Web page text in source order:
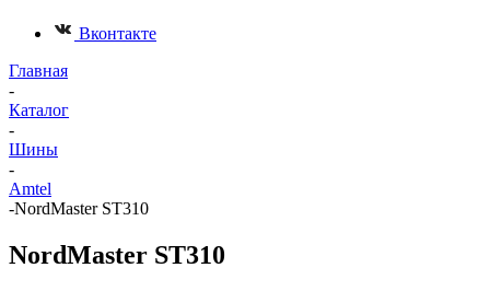
Вконтакте
Главная
-
Каталог
-
Шины
-
Amtel
-NordMaster ST310
NordMaster ST310